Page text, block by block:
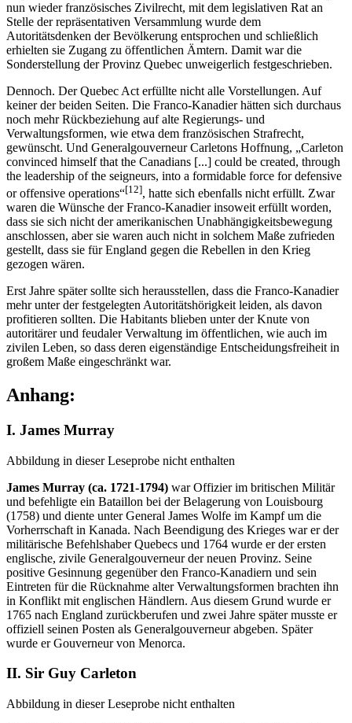
nun wieder französisches Zivilrecht, mit dem legislativen Rat an
Stelle der repräsentativen Versammlung wurde dem
Autoritätsdenken der Bevölkerung entsprochen und schließlich
erhielten sie Zugang zu öffentlichen Ämtern. Damit war die
Sonderstellung der Provinz Quebec unweigerlich festgeschrieben.
Dennoch. Der Quebec Act erfüllte nicht alle Vorstellungen. Auf
keiner der beiden Seiten. Die Franco-Kanadier hätten sich durchaus
noch mehr Rückbeziehung auf alte Regierungs- und
Verwaltungsformen, wie etwa dem französischen Strafrecht,
gewünscht. Und Generalgouverneur Carletons Hoffnung, „Carleton
convinced himself that the Canadians [...] could be created, through
the leadership of the seigneurs, into a formidable force for defensive
or offensive operations“[12], hatte sich ebenfalls nicht erfüllt. Zwar
waren die Wünsche der Franco-Kanadier insoweit erfüllt worden,
dass sie sich nicht der amerikanischen Unabhängigkeitsbewegung
anschlossen, aber sie waren auch nicht in solchem Maße zufrieden
gestellt, dass sie für England gegen die Rebellen in den Krieg
gezogen wären.
Erst Jahre später sollte sich herausstellen, dass die Franco-Kanadier
mehr unter der festgelegten Autoritätshörigkeit leiden, als davon
profitieren sollten. Die Habitants blieben unter der Knute von
autoritärer und feudaler Verwaltung im öffentlichen, wie auch im
zivilen Leben, so dass deren eigenständige Entscheidungsfreiheit in
großem Maße eingeschränkt war.
Anhang:
I. James Murray
Abbildung in dieser Leseprobe nicht enthalten
James Murray (ca. 1721-1794) war Offizier im britischen Militär
und befehligte ein Bataillon bei der Belagerung von Louisbourg
(1758) und diente unter General James Wolfe im Kampf um die
Vorherrschaft in Kanada. Nach Beendigung des Krieges war er der
militärische Befehlshaber Quebecs und 1764 wurde er der ersten
englische, zivile Generalgouverneur der neuen Provinz. Seine
positive Gesinnung gegenüber den Franco-Kanadiern und sein
Eintreten für die Rücknahme alter Verwaltungsformen brachten ihn
in Konflikt mit englischen Händlern. Aus diesem Grund wurde er
1765 nach England zurückberufen und zwei Jahre später musste er
offiziell seinen Posten als Generalgouverneur abgeben. Später
wurde er Gouverneur von Menorca.
II. Sir Guy Carleton
Abbildung in dieser Leseprobe nicht enthalten